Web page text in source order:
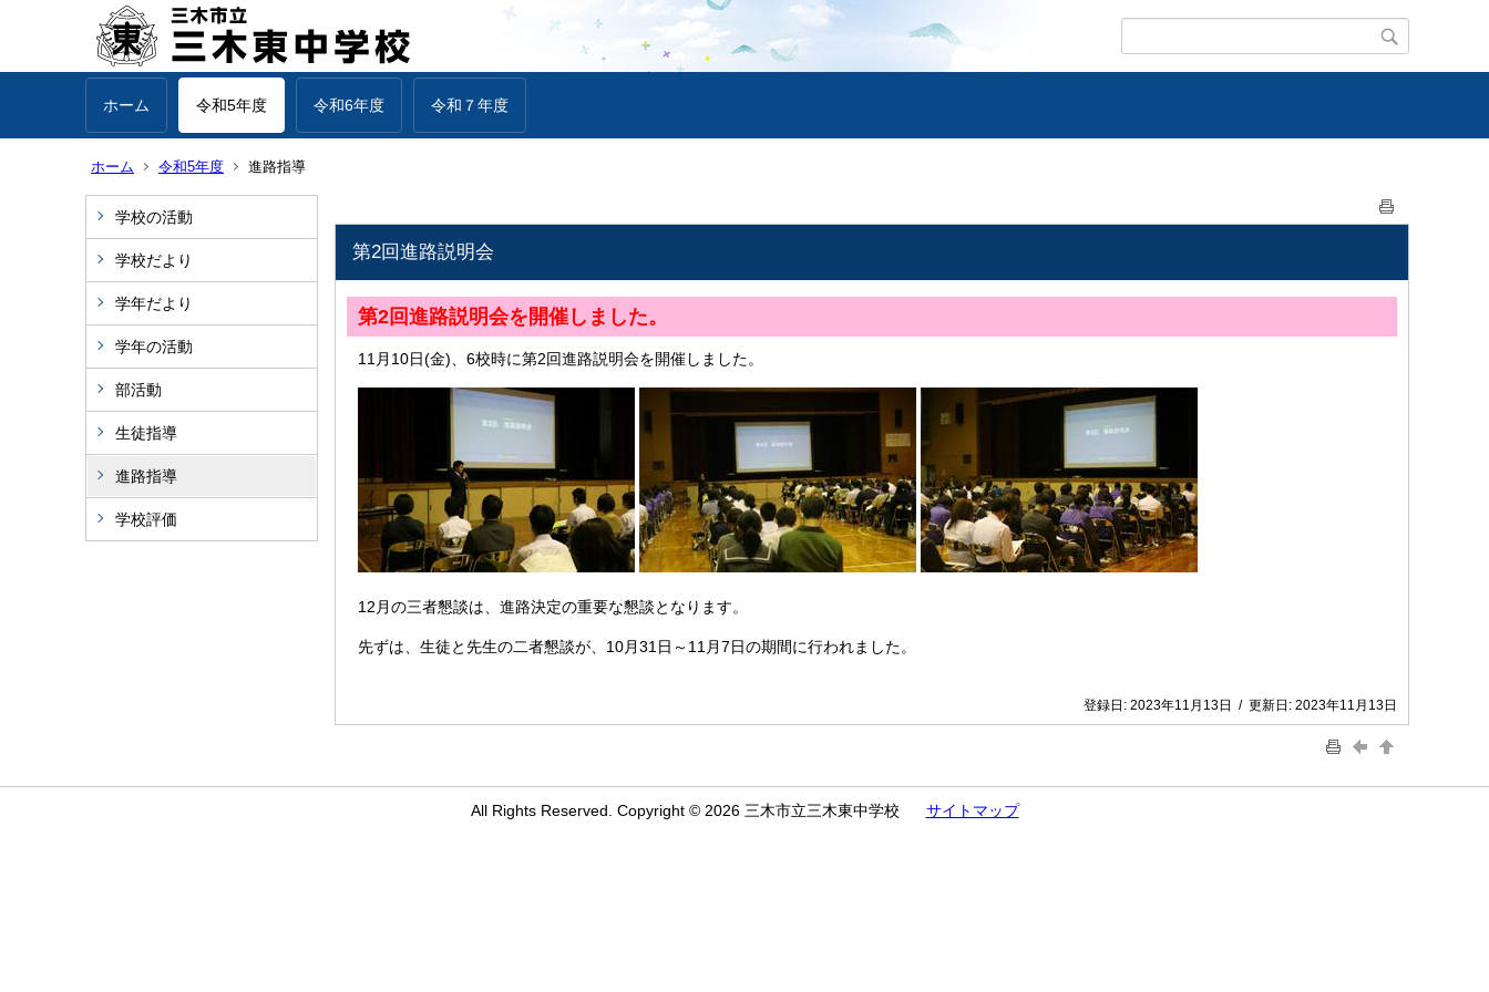
ホーム 令和5年度 令和6年度 令和７年度
ホーム 令和5年度 進路指導
学校の活動
学校だより
学年だより
学年の活動
部活動
生徒指導
進路指導
学校評価
第2回進路説明会
第2回進路説明会を開催しました。
11月10日(金)、6校時に第2回進路説明会を開催しました。
12月の三者懇談は、進路決定の重要な懇談となります。
先ずは、生徒と先生の二者懇談が、10月31日～11月7日の期間に行われました。
登録日: 2023年11月13日 / 更新日: 2023年11月13日
All Rights Reserved. Copyright © 2026 三木市立三木東中学校 サイトマップ